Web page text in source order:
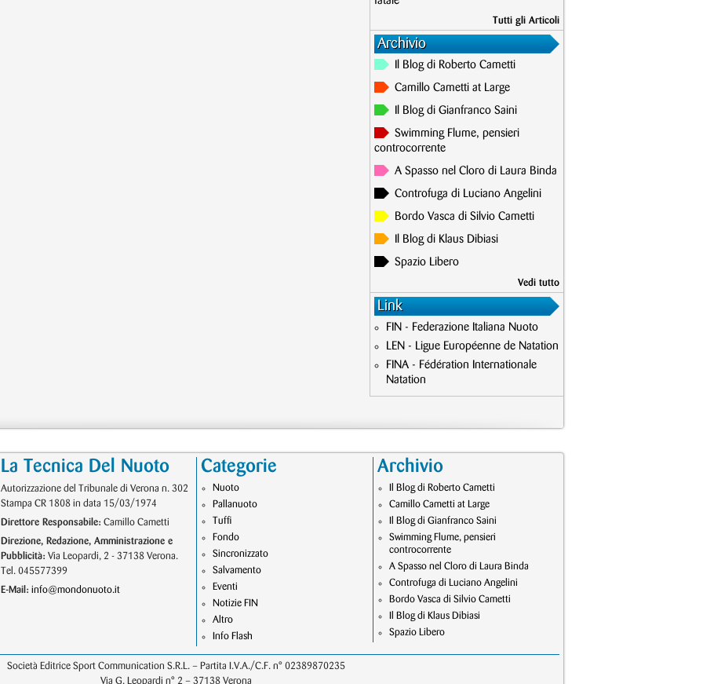
Tutti gli Articoli
Archivio
Il Blog di Roberto Cametti
Camillo Cametti at Large
Il Blog di Gianfranco Saini
Swimming Flume, pensieri
controcorrente
A Spasso nel Cloro di Laura Binda
Controfuga di Luciano Angelini
Bordo Vasca di Silvio Cametti
Il Blog di Klaus Dibiasi
Spazio Libero
Vedi tutto
Link
FIN - Federazione Italiana Nuoto
LEN - Ligue Européenne de Natation
FINA - Fédération Internationale
Natation
La Tecnica Del Nuoto
Autorizzazione del Tribunale di Verona n. 302
Stampa CR 1808 in data 15/03/1974
Direttore Responsabile: Camillo Cametti
Direzione, Redazione, Amministrazione e
Pubblicità: Via Leopardi, 2 - 37138 Verona.
Tel. 045577399
E-Mail: info@mondonuoto.it
Categorie
Nuoto
Pallanuoto
Tuffi
Fondo
Sincronizzato
Salvamento
Eventi
Notizie FIN
Altro
Info Flash
Archivio
Il Blog di Roberto Cametti
Camillo Cametti at Large
Il Blog di Gianfranco Saini
Swimming Flume, pensieri
controcorrente
A Spasso nel Cloro di Laura Binda
Controfuga di Luciano Angelini
Bordo Vasca di Silvio Cametti
Il Blog di Klaus Dibiasi
Spazio Libero
Società Editrice Sport Communication S.R.L. – Partita I.V.A./C.F. n° 02389870235
Via G. Leopardi n° 2 – 37138 Verona